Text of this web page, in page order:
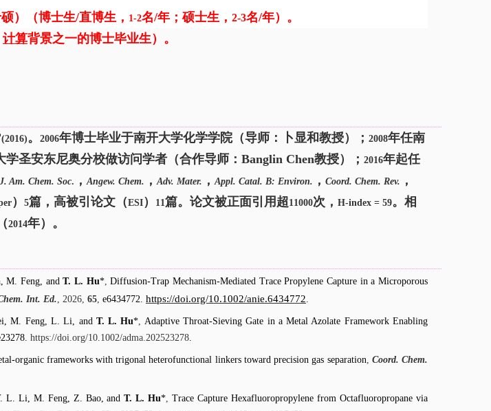
）（博士生/直博生， 1-2名/年；硕士生， 2-3名/年）。
计算背景之一的博士毕业生）。
(2016)。 2006年博士毕业于南开大学化学学院（导师：卜显和教授）； 2008年任南
圣安东尼奥分校做访问学者（合作导师： Banglin Chen教授）； 2016年起任
J. Am. Chem. Soc. ，Angew. Chem. ，Adv. Mater. ，Appl. Catal. B: Environ. ， Coord. Chem. Rev. ，
） 5篇，高被引论文 （ESI） 11篇。论文被正面引用超11000次， H-index = 59。相
2014年）。
M. Feng, andT. L. Hu*,Diffusion-Trap Mechanism-Mediated Trace Propylene Capture in a Microporous
Int. Ed. , 2026, 65 e6434772. https://doi.org/10.1002/anie.6434772
M. Feng, L. Li, and T. L. Hu*
Adaptive Throat-Sieving Gate in a Metal Azolate Framework Enabling
https://doi.org/10.1002/adma.202523278
organic frameworks with trigonal heterofunctional linkers toward precision gas separation Coord. Chem.
L. Li, M. Feng, Z. Bao, andT. L. Hu* ,Trace Capture Hexafluoropropylene from Octafluoropropane via